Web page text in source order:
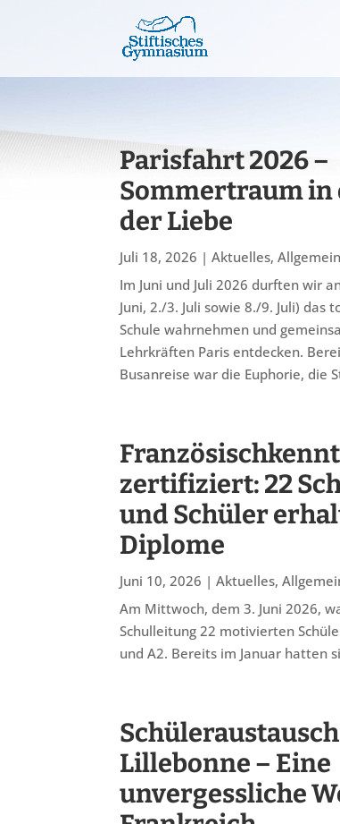
Parisfahrt 2026 –
Sommertraum in
der Liebe
Juli 18, 2026 |Aktuelles,Allgemein
Im Juni und Juli 2026 durften wir
Juni, 2./3. Juli sowie 8./9. Juli) das
Schule wahrnehmen und
Lehrkräften Paris entdecken.
Busanreise war die Euphorie, die
zertifiziert: 22
und Schüler
Diplome
Juni 10, 2026 |Aktuelles,
Am Mittwoch, dem 3. Juni 2026,
Schulleitung 22 motivierten
und A2. Bereits im Januar hatten
Lillebonne – Eine
unvergessliche